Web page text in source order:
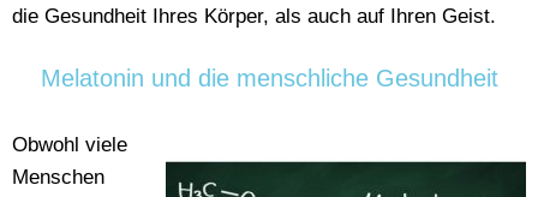
die Gesundheit Ihres Körper, als auch auf Ihren Geist.
Melatonin und die menschliche Gesundheit
Obwohl viele
Menschen